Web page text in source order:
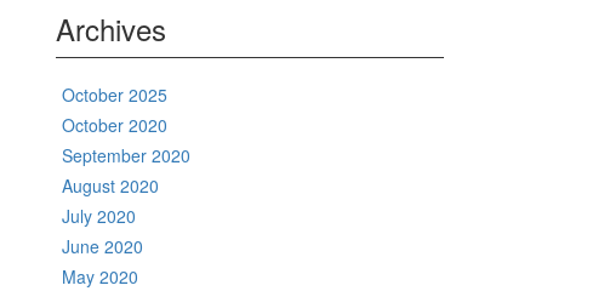
Archives
October 2025
October 2020
September 2020
August 2020
July 2020
June 2020
May 2020